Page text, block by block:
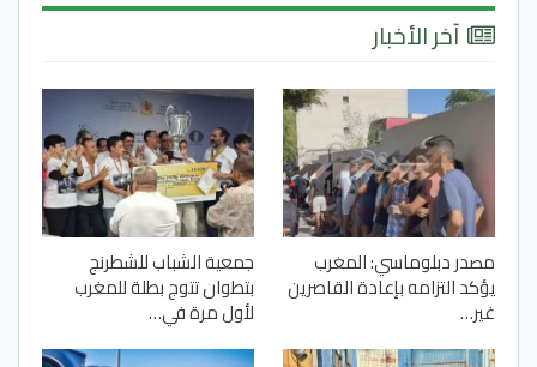
آخر الأخبار
مصدر دبلوماسي: المغرب
يؤكد التزامه بإعادة القاصرين
غير…
جمعية الشباب للشطرنج
بتطوان تتوج بطلة للمغرب
لأول مرة في…